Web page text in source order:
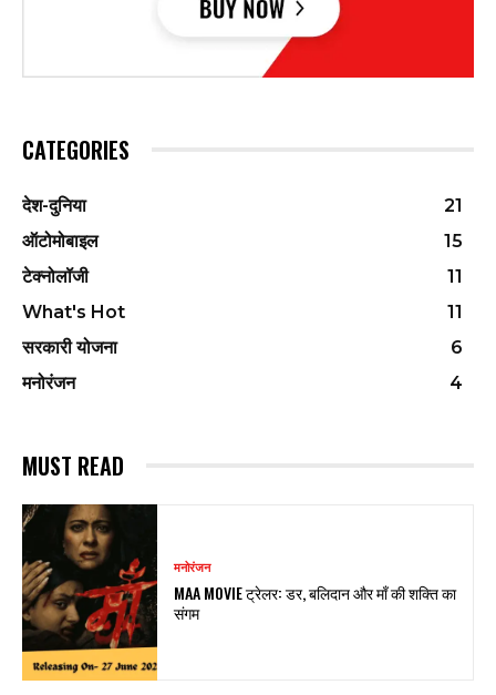
CATEGORIES
देश-दुनिया
21
ऑटोमोबाइल
15
टेक्नोलॉजी
11
What's Hot
11
सरकारी योजना
6
मनोरंजन
4
MUST READ
मनोरंजन
MAA MOVIE ट्रेलर: डर, बलिदान और माँ की शक्ति का
संगम